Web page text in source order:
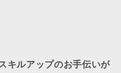
キルアップのお手伝いが